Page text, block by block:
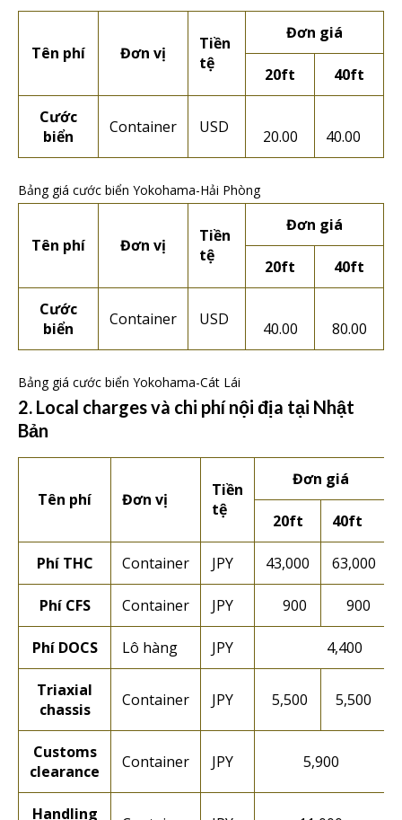
Tên phí Đơn vị
Tiền
tệ
Đơn giá
20ft 40ft
Cước
biển
Container USD 20.00 40.00
Bảng giá cước biển Yokohama-Hải Phòng
Tên phí Đơn vị
Tiền
tệ
Đơn giá
20ft 40ft
Cước
biển
Container USD 40.00 80.00
Bảng giá cước biển Yokohama-Cát Lái
2. Local charges và chi phí nội địa tại Nhật
Bản
Tên phí Đơn vị
Tiền
tệ
Đơn giá
20ft 40ft
Phí THC Container JPY 43,000 63,000
Phí CFS Container JPY 900 900
Phí DOCS Lô hàng JPY 4,400
Triaxial
chassis
Container JPY 5,500 5,500
Customs
clearance
Container JPY 5,900
Handling